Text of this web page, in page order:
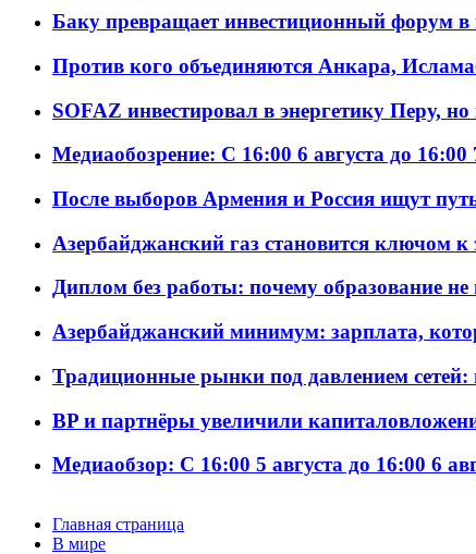
Баку превращает инвестиционный форум
Против кого объединяются Анкара,
SOFAZ инвестировал в энергетику Перу,
Медиаобозрение: С 16:00 6 августа до 16:00
После выборов Армения и Россия ищут
Азербайджанский газ становится ключом
Диплом без работы: почему образование не
Азербайджанский минимум: зарплата,
Традиционные рынки под давлением
BP и партнёры увеличили
Медиаобзор: С 16:00 5 августа до 16:00 6
Главная страница
В мире